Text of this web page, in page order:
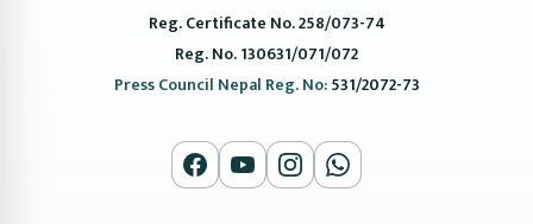
Reg. Certificate No. 258/073-74
Reg. No. 130631/071/072
Press Council Nepal Reg. No:531/2072-73